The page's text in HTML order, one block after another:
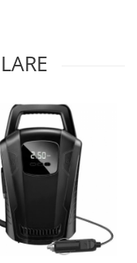
x 15cm x 5.5cm